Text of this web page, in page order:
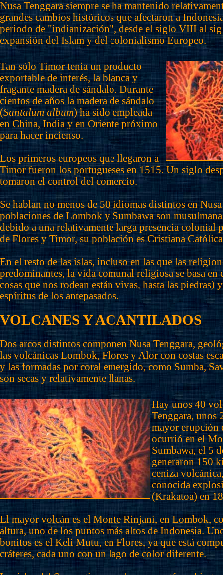
Nusa Tenggara siempre se ha mantenido
grandes cambios históricos que afectaron a
periodo de "indianización", desde el siglo VIII al
expansión del Islam y del colonialismo Europeo.
Tan sólo Timor tenia un producto
exportable de interés, la blanca y
fragante madera de sándalo. Durante
cientos de años la madera de sándalo
(Santalum album) ha sido empleada
en China, India y en Oriente próximo
para hacer incienso.
Los primeros europeos que llegaron a
Timor fueron los portugueses en 1515. Un siglo
tomaron el control del comercio.
Se hablan no menos de 50 idiomas distintos en
poblaciones de Lombok y Sumbawa son
debido a una relativamente larga presencia colonial
de Flores y Timor, su población es Cristiana
En el resto de las islas, incluso en las que las
predominantes, la vida comunal religiosa se basa en
cosas que nos rodean están vivas, hasta las piedras)
espíritus de los antepasados.
VOLCANES Y ACANTILADOS
Dos arcos distintos componen Nusa Tenggara,
las volcánicas Lombok, Flores y Alor con costas
y las formadas por coral emergido, como Sumba,
son secas y relativamente llanas.
Hay unos 40
Tenggara, unos
mayor erupción
ocurrió en el
Sumbawa, el 5
generaron 150
ceniza
conocida
(Krakatoa) en
El mayor volcán es el Monte Rinjani, en Lombok,
altura, uno de los puntos más altos de Indonesia.
bonitos es el Keli Mutu, en Flores, ya que está
cráteres, cada uno con un lago de color diferente.